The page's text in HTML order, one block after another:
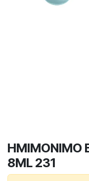
ΗΜΙΜΟΝΙΜΟ
8ML 231